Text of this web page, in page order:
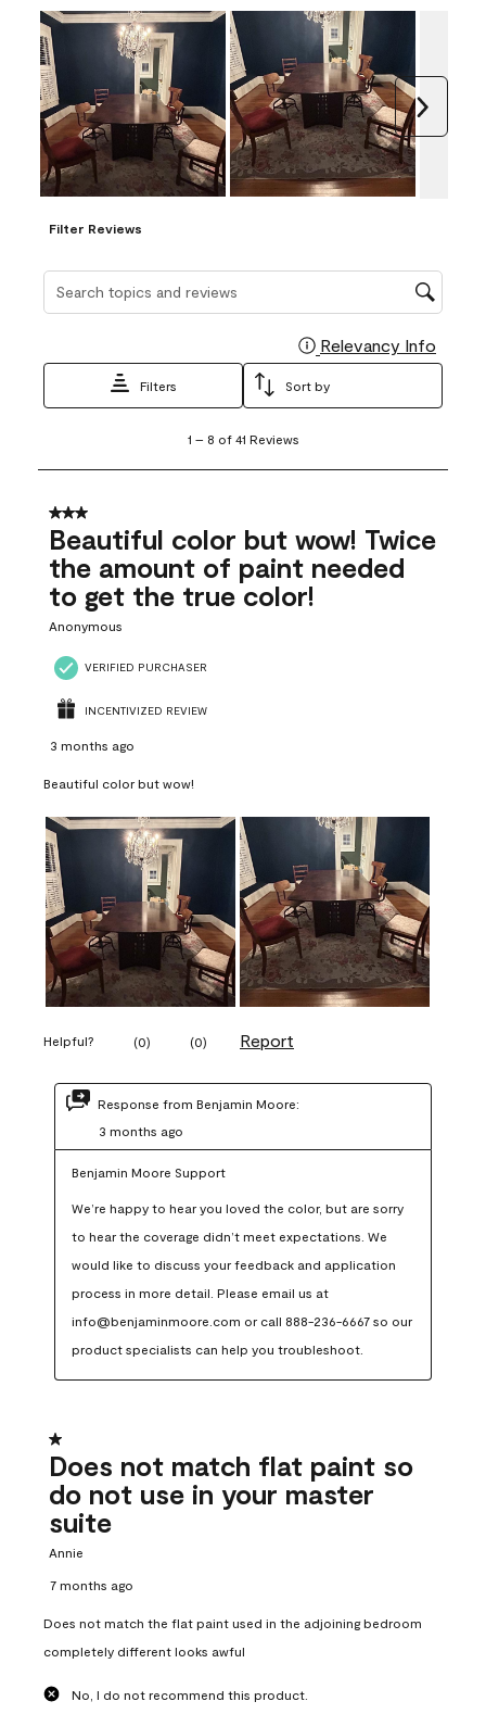
Filter Reviews
Relevancy Info
Filters Sort by
8
41
Reviews
1 – 8 of 41 Reviews
3 out of 5 stars.
Beautiful color but wow! Twice
the amount of paint needed
to get the true color!
Anonymous
VERIFIED PURCHASER
INCENTIVIZED REVIEW
3 months ago
Beautiful color but wow!
Helpful? (0) (0) Report
Response from Benjamin Moore:
3 months ago
Benjamin Moore Support
We’re happy to hear you loved the color, but are sorry
to hear the coverage didn’t meet expectations. We
would like to discuss your feedback and application
process in more detail. Please email us at
info@benjaminmoore.com or call 888-236-6667 so our
product specialists can help you troubleshoot.
1 out of 5 stars.
Does not match flat paint so
do not use in your master
suite
Annie
7 months ago
Does not match the flat paint used in the adjoining bedroom
completely different looks awful
No, I do not recommend this product.